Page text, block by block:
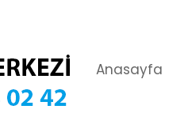
Anasayfa